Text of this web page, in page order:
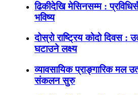
ढिकीदेखि मेसिनसम्म :
भविष्य
दोस्रो राष्ट्रिय कोदो दिवस :
घटाउने लक्ष्य
व्यावसायिक प्राङ्गारिक मल
संकलन सुरु